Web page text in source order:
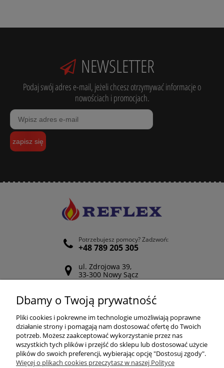
NEWSLETTER
Podaj swój adres e-mail, jeżeli chcesz otrzymywać informacje o
nowościach i promocjach.
zapisz się
Potrzebujesz pomocy? Zadzwoń:
+48 789 205 305
ul. Zdrojowa 39,
33-300 Nowy Sącz
Odwiedź nasz Facebook
POMOC
ZAKUPY
Dbamy o Twoją prywatność
Pliki cookies i pokrewne im technologie umożliwiają poprawne
działanie strony i pomagają nam dostosować ofertę do Twoich
potrzeb. Możesz zaakceptować wykorzystanie przez nas
wszystkich tych plików i przejść do sklepu lub dostosować użycie
plików do swoich preferencji, wybierając opcję "Dostosuj zgody".
Więcej o plikach cookies przeczytasz w naszej Polityce